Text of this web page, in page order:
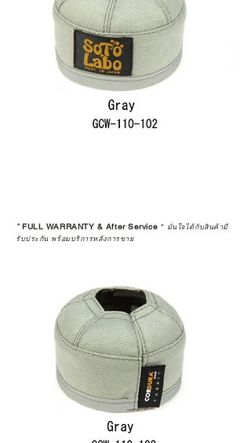
*FULL WARRANTY & After Service * มั่นใจได้กับสินค้ามี
รับประกัน พร้อมบริการหลังการขาย